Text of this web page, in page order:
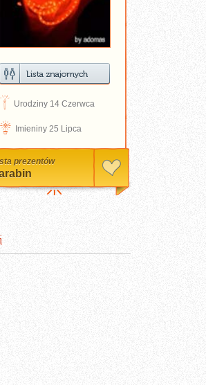
D Urodziny 14 Czerwca
N Imieniny 25 Lipca
prezentów